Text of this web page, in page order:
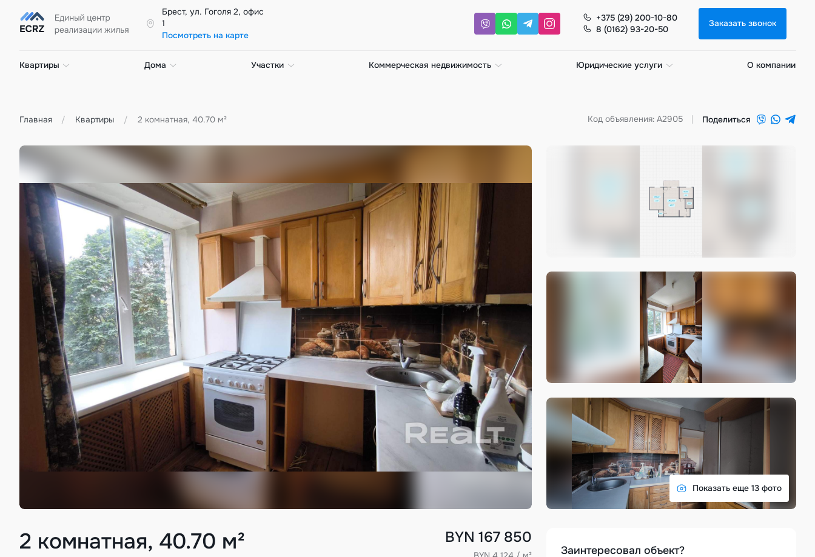
Брест, ул. Гоголя 2, офис
1
Посмотреть на карте
+375 (29) 200-10-80
8 (0162) 93-20-50
Заказать звонок
Квартиры Дома Участки Коммерческая недвижимость Юридические услуги О компании
Главная Квартиры 2 комнатная, 40.70 м² Код объявления: A2905 Поделиться
Показать еще 13 фото
2 комнатная, 40.70 м² BYN 167 850
Заинтересовал объект?